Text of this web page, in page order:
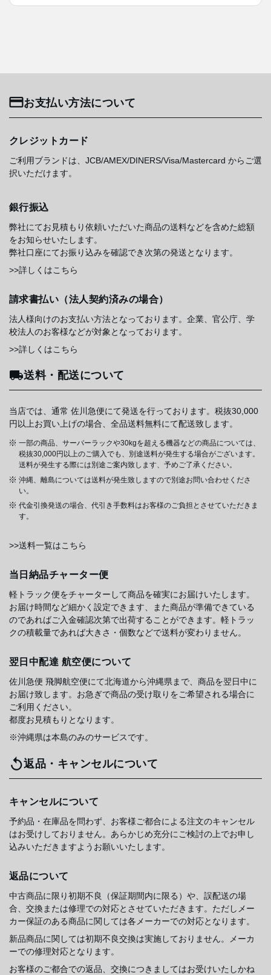
お支払い方法について
クレジットカード
ご利用ブランドは、JCB/AMEX/DINERS/Visa/Mastercard からご選
択いただけます。
銀行振込
弊社にてお見積もり依頼いただいた商品の送料などを含めた総額
をお知らせいたします。
弊社口座にてお振り込みを確認でき次第の発送となります。
>>詳しくはこちら
請求書払い（法人契約済みの場合）
法人様向けのお支払い方法となっております。企業、官公庁、学
校法人のお客様などが対象となっております。
>>詳しくはこちら
送料・配送について
当店では、通常 佐川急便にて発送を行っております。税抜30,000
円以上お買い上げの場合、全品送料無料にて配送致します。
一部の商品、サーバーラックや30kgを超える機器などの商品については、
税抜30,000円以上のご購入でも、別途送料が発生する場合がございます。
送料が発生する際には別途ご案内致します、予めご了承ください。
沖縄、離島については送料が発生致しますので別途お問い合わせくださ
い。
代金引換発送の場合、代引き手数料はお客様のご負担とさせていただきま
す。
>>送料一覧はこちら
当日納品チャーター便
軽トラック便をチャーターして商品を確実にお届けいたします。
お届け時間など細かく設定できます、また商品が準備できている
のであればご入金確認次第で出荷することができます。軽トラッ
クの積載量であれば大きさ・個数などで送料が変わりません。
翌日中配達 航空便について
佐川急便 飛脚航空便にて北海道から沖縄県まで、商品を翌日中に
お届け致します。お急ぎで商品の受け取りをご希望される場合に
ご利用ください。
都度お見積もりとなります。
※沖縄県は本島のみのサービスです。
返品・キャンセルについて
キャンセルについて
予約品・在庫品を問わず、お客様ご都合による注文のキャンセル
はお受けしておりません。あらかじめ充分にご検討の上でお申し
込みいただきますようお願いいたします。
返品について
中古商品に限り初期不良（保証期間内に限る）や、誤配送の場
合、交換または修理での対応とさせていただきます。ただしメー
カー保証のある商品に関しては各メーカーでの対応となります。
新品商品に関しては初期不良交換は実施しておりません。メーカ
ーでの修理対応となります。
お客様のご都合での返品、交換につきましてはお受けいたしかね